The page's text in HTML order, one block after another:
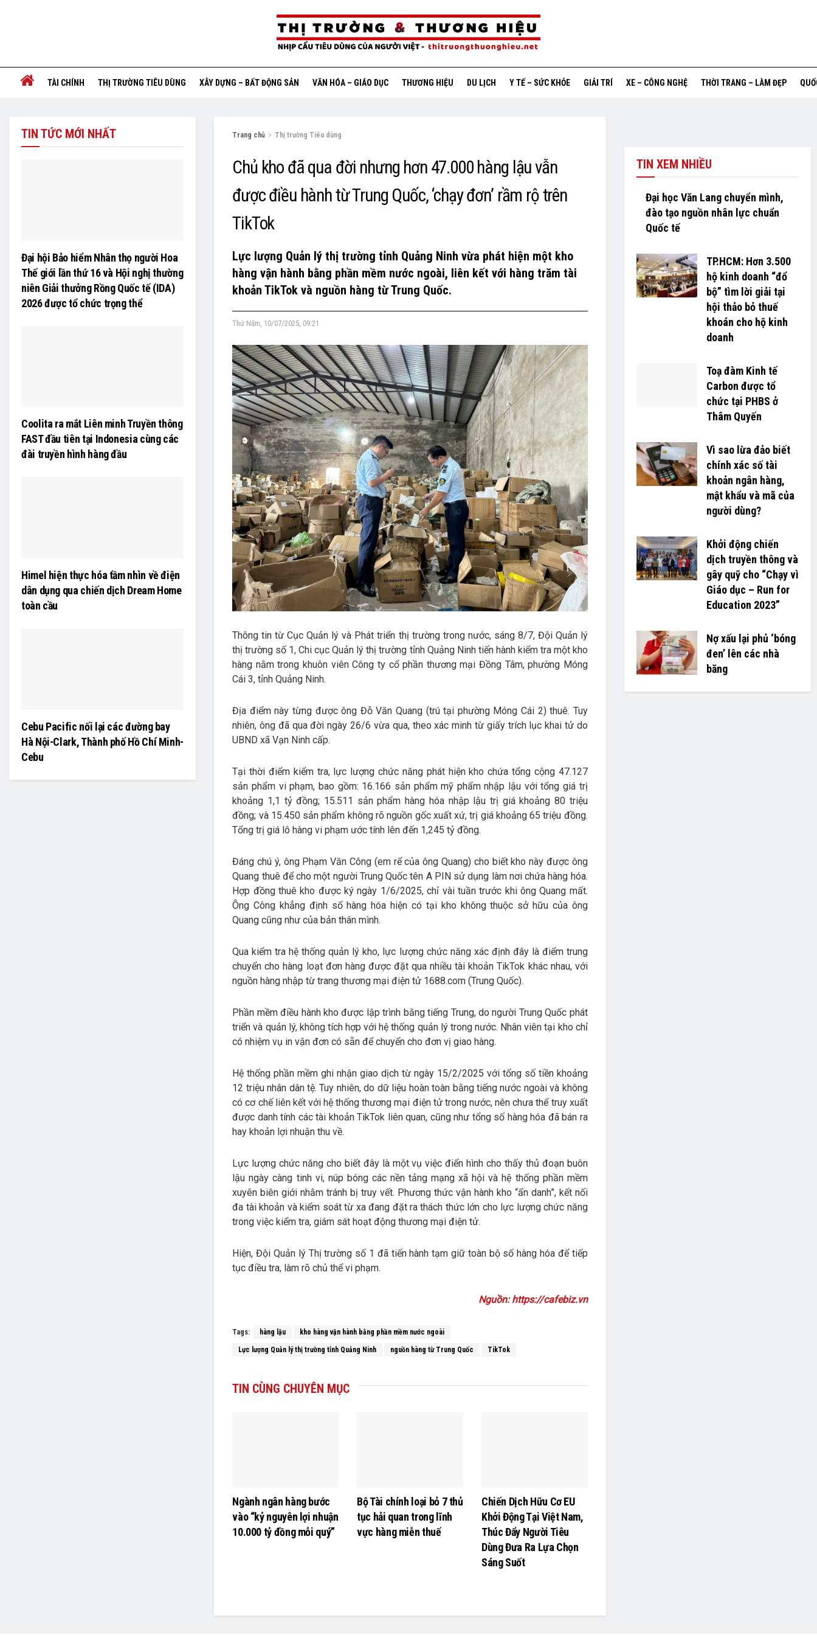
TÀI CHÍNH THỊ TRƯỜNG TIÊU DÙNG XÂY DỰNG – BẤT ĐỘNG SẢN VĂN HÓA – GIÁO DỤC THƯƠNG HIỆU DU LỊCH Y TẾ – SỨC KHỎE GIẢI TRÍ XE – CÔNG NGHỆ THỜI TRANG – LÀM ĐẸP
Trang chủ Thị trường Tiêu dùng
Chủ kho đã qua đời nhưng hơn 47.000 hàng lậu vẫn
được điều hành từ Trung Quốc, ‘chạy đơn’ rầm rộ trên
TikTok
Lực lượng Quản lý thị trường tỉnh Quảng Ninh vừa phát hiện một kho
hàng vận hành bằng phần mềm nước ngoài, liên kết với hàng trăm tài
khoản TikTok và nguồn hàng từ Trung Quốc.
Thứ Năm, 10/07/2025, 09:21
Thông tin từ Cục Quản lý và Phát triển thị trường trong nước, sáng 8/7, Đội Quản lý
thị trường số 1, Chi cục Quản lý thị trường tỉnh Quảng Ninh tiến hành kiểm tra một kho
hàng nằm trong khuôn viên Công ty cổ phần thương mại Đồng Tâm, phường Móng
Cái 3, tỉnh Quảng Ninh.
Địa điểm này từng được ông Đỗ Văn Quang (trú tại phường Móng Cái 2) thuê. Tuy
nhiên, ông đã qua đời ngày 26/6 vừa qua, theo xác minh từ giấy trích lục khai tử do
UBND xã Vạn Ninh cấp.
Tại thời điểm kiểm tra, lực lượng chức năng phát hiện kho chứa tổng cộng 47.127
sản phẩm vi phạm, bao gồm: 16.166 sản phẩm mỹ phẩm nhập lậu với tổng giá trị
khoảng 1,1 tỷ đồng; 15.511 sản phẩm hàng hóa nhập lậu trị giá khoảng 80 triệu
đồng; và 15.450 sản phẩm không rõ nguồn gốc xuất xứ, trị giá khoảng 65 triệu đồng.
Tổng trị giá lô hàng vi phạm ước tính lên đến 1,245 tỷ đồng.
Đáng chú ý, ông Phạm Văn Công (em rể của ông Quang) cho biết kho này được ông
Quang thuê để cho một người Trung Quốc tên A PIN sử dụng làm nơi chứa hàng hóa.
Hợp đồng thuê kho được ký ngày 1/6/2025, chỉ vài tuần trước khi ông Quang mất.
Ông Công khẳng định số hàng hóa hiện có tại kho không thuộc sở hữu của ông
Quang cũng như của bản thân mình.
Qua kiểm tra hệ thống quản lý kho, lực lượng chức năng xác định đây là điểm trung
chuyển cho hàng loạt đơn hàng được đặt qua nhiều tài khoản TikTok khác nhau, với
nguồn hàng nhập từ trang thương mại điện tử 1688.com (Trung Quốc).
Phần mềm điều hành kho được lập trình bằng tiếng Trung, do người Trung Quốc phát
triển và quản lý, không tích hợp với hệ thống quản lý trong nước. Nhân viên tại kho chỉ
có nhiệm vụ in vận đơn có sẵn để chuyển cho đơn vị giao hàng.
Hệ thống phần mềm ghi nhận giao dịch từ ngày 15/2/2025 với tổng số tiền khoảng
12 triệu nhân dân tệ. Tuy nhiên, do dữ liệu hoàn toàn bằng tiếng nước ngoài và không
có cơ chế liên kết với hệ thống thương mại điện tử trong nước, nên chưa thể truy xuất
được danh tính các tài khoản TikTok liên quan, cũng như tổng số hàng hóa đã bán ra
hay khoản lợi nhuận thu về.
Lực lượng chức năng cho biết đây là một vụ việc điển hình cho thấy thủ đoạn buôn
lậu ngày càng tinh vi, núp bóng các nền tảng mạng xã hội và hệ thống phần mềm
xuyên biên giới nhằm tránh bị truy vết. Phương thức vận hành kho “ẩn danh”, kết nối
đa tài khoản và kiểm soát từ xa đang đặt ra thách thức lớn cho lực lượng chức năng
trong việc kiểm tra, giám sát hoạt động thương mại điện tử.
Hiện, Đội Quản lý Thị trường số 1 đã tiến hành tạm giữ toàn bộ số hàng hóa để tiếp
tục điều tra, làm rõ chủ thể vi phạm.
Nguồn: https://cafebiz.vn
Tags: hàng lậu kho hàng vận hành bằng phần mềm nước ngoài
Lực lượng Quản lý thị trường tỉnh Quảng Ninh nguồn hàng từ Trung Quốc TikTok
TIN CÙNG CHUYÊN MỤC
Ngành ngân hàng bước
vào “kỷ nguyên lợi nhuận
10.000 tỷ đồng mỗi quý”
Bộ Tài chính loại bỏ 7 thủ
tục hải quan trong lĩnh
vực hàng miễn thuế
Chiến Dịch Hữu Cơ EU
Khởi Động Tại Việt Nam,
Thúc Đẩy Người Tiêu
Dùng Đưa Ra Lựa Chọn
Sáng Suốt
TIN TỨC MỚI NHẤT
Đại hội Bảo hiểm Nhân thọ người Hoa
Thế giới lần thứ 16 và Hội nghị thường
niên Giải thưởng Rồng Quốc tế (IDA)
2026 được tổ chức trọng thể
Coolita ra mắt Liên minh Truyền thông
FAST đầu tiên tại Indonesia cùng các
đài truyền hình hàng đầu
Himel hiện thực hóa tầm nhìn về điện
dân dụng qua chiến dịch Dream Home
toàn cầu
Cebu Pacific nối lại các đường bay
Hà Nội-Clark, Thành phố Hồ Chí Minh-
Cebu
TIN XEM NHIỀU
Đại học Văn Lang chuyển mình,
đào tạo nguồn nhân lực chuẩn
Quốc tế
TP.HCM: Hơn 3.500
hộ kinh doanh “đổ
bộ” tìm lời giải tại
hội thảo bỏ thuế
khoán cho hộ kinh
doanh
Toạ đàm Kinh tế
Carbon được tổ
chức tại PHBS ở
Thâm Quyến
Vì sao lừa đảo biết
chính xác số tài
khoản ngân hàng,
mật khẩu và mã của
người dùng?
Khởi động chiến
dịch truyền thông và
gây quỹ cho “Chạy vì
Giáo dục – Run for
Education 2023”
Nợ xấu lại phủ ‘bóng
đen’ lên các nhà
băng